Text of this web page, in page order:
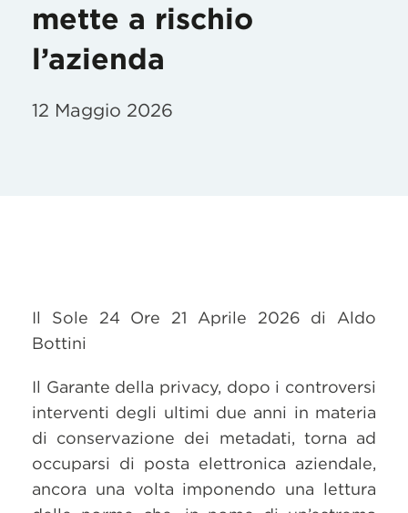
mette a rischio
l’azienda
12 Maggio 2026
Il Sole 24 Ore 21 Aprile 2026 di Aldo
Bottini
Il Garante della privacy, dopo i controversi
interventi degli ultimi due anni in materia
di conservazione dei metadati, torna ad
occuparsi di posta elettronica aziendale,
ancora una volta imponendo una lettura